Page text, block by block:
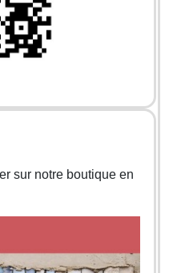
sur notre boutique en